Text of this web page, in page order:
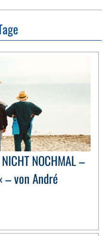
NOCHMAL –
von André